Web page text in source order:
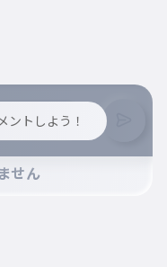
ントしよう！
せん